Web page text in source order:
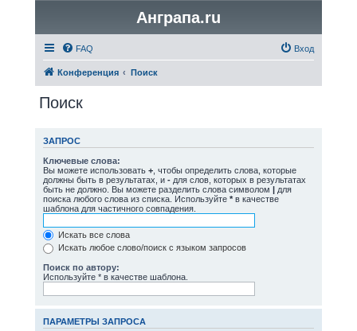
Анграпа.ru
FAQ Вход
Конференция Поиск
Поиск
ЗАПРОС
Ключевые слова:
Вы можете использовать +, чтобы определить слова, которые
должны быть в результатах, и -для слов, которых в результатах
быть не должно. Вы можете разделить слова символом |для
поиска любого слова из списка. Используйте *в качестве
шаблона для частичного совпадения.
Искать все слова
Искать любое слово/поиск с языком запросов
Поиск по автору:
Используйте * в качестве шаблона.
ПАРАМЕТРЫ ЗАПРОСА